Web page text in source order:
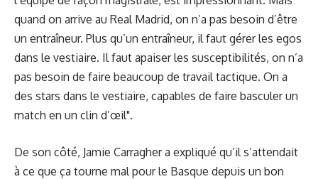
quand on arrive au Real Madrid, on n’a pas besoin d’être
un entraîneur. Plus qu’un entraîneur, il faut gérer les egos
dans le vestiaire. Il faut apaiser les susceptibilités, on n’a
pas besoin de faire beaucoup de travail tactique. On a
des stars dans le vestiaire, capables de faire basculer un
match en un clin d’œil".
De son côté, Jamie Carragher a expliqué qu’il s’attendait
à ce que ça tourne mal pour le Basque depuis un bon